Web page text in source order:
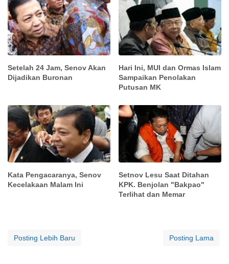
Setelah 24 Jam, Senov Akan
Dijadikan Buronan
Hari Ini, MUI dan Ormas Islam
Sampaikan Penolakan
Putusan MK
Kata Pengacaranya, Senov
Kecelakaan Malam Ini
Setnov Lesu Saat Ditahan
KPK. Benjolan "Bakpao"
Terlihat dan Memar
Posting Lebih Baru Posting Lama